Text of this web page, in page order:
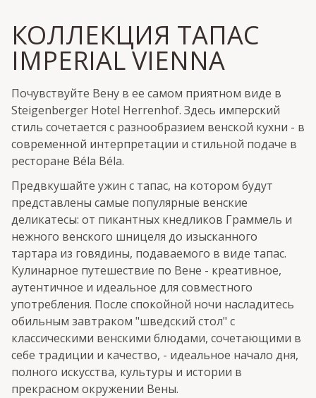
КОЛЛЕКЦИЯ ТАПАС
IMPERIAL VIENNA
Почувствуйте Вену в ее самом приятном виде в
Steigenberger Hotel Herrenhof. Здесь имперский
стиль сочетается с разнообразием венской кухни - в
современной интерпретации и стильной подаче в
ресторане Béla Béla.
Предвкушайте ужин с тапас, на котором будут
представлены самые популярные венские
деликатесы: от пикантных кнедликов Граммель и
нежного венского шницеля до изысканного
тартара из говядины, подаваемого в виде тапас.
Кулинарное путешествие по Вене - креативное,
аутентичное и идеальное для совместного
употребления. После спокойной ночи насладитесь
обильным завтраком "шведский стол" с
классическими венскими блюдами, сочетающими в
себе традиции и качество, - идеальное начало дня,
полного искусства, культуры и истории в
прекрасном окружении Вены.